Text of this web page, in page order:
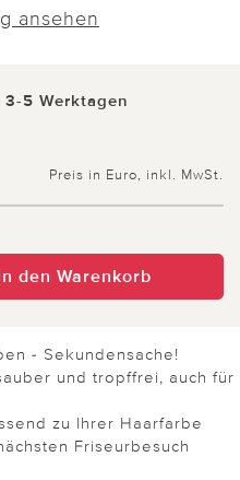
ansehen
5 Werktagen
Preis in Euro, inkl. MwSt.
den Warenkorb
- Sekundensache!
und tropffrei, auch für
zu Ihrer Haarfarbe
Friseurbesuch